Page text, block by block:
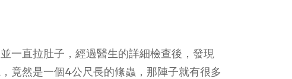
一直拉肚子，經過醫生的詳細檢查後，發現
竟然是一個4公尺長的絛蟲，那陣子就有很多